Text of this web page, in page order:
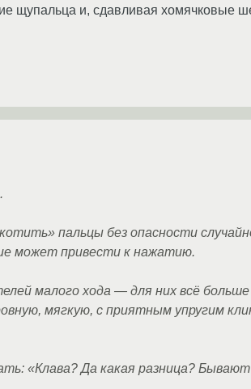
щупальца и, сдавливая хомячковые
пальцы без опасности
может привести к нажатию.
малого хода — для них всё
мягкую, с приятным упругим
«Клава? Да какая разница?